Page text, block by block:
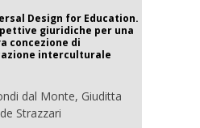
Design for Education.
giuridiche per una
concezione di
interculturale
dal Monte, Giuditta
Strazzari